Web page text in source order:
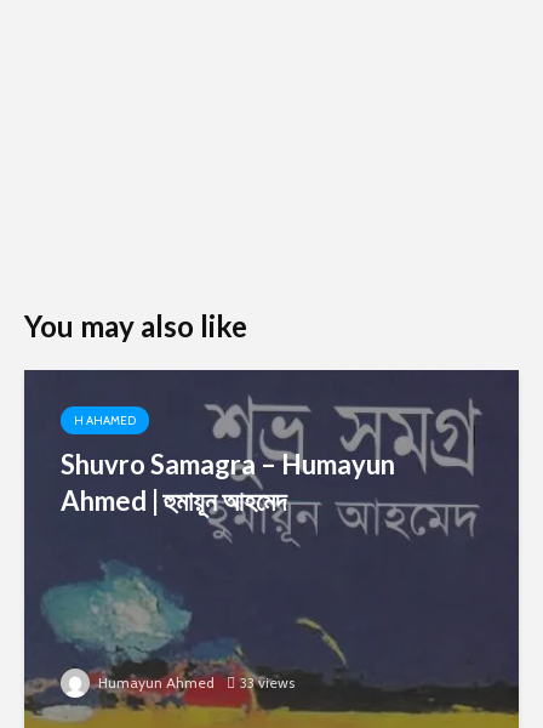
You may also like
H AHAMED
Shuvro Samagra – Humayun
Ahmed | হুমায়ূন আহমেদ
Humayun Ahmed 33 views